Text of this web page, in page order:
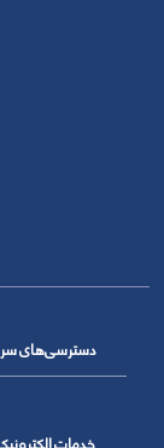
دسترسی‌های